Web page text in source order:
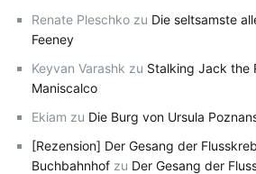
Renate Pleschko zu Die seltsamste
Feeney
Keyvan Varashk zu Stalking Jack the
Maniscalco
Ekiam zu Die Burg von Ursula
[Rezension] Der Gesang der
Buchbahnhof zu Der Gesang der